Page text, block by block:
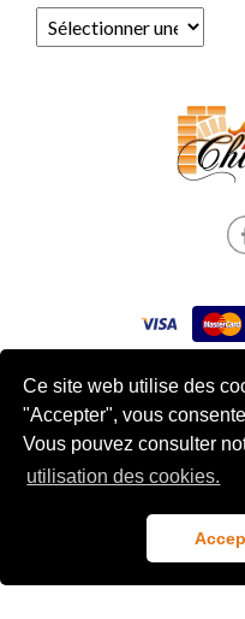
Ce site web utilise des
"Accepter", vous
Vous pouvez consulter
utilisation des cookies.
Termes et conditions | Livre des